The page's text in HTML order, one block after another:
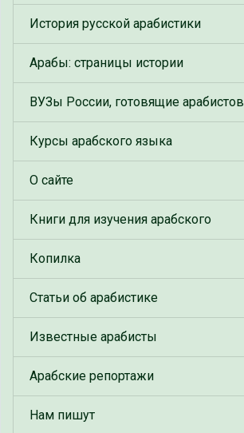
История русской арабистики
Арабы: страницы истории
ВУЗы России, готовящие арабистов
Курсы арабского языка
О сайте
Книги для изучения арабского
Копилка
Статьи об арабистике
Известные арабисты
Арабские репортажи
Нам пишут